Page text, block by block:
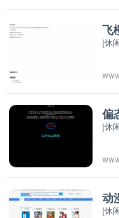
通
网
随
飞
[休
偏
[休
动
[休